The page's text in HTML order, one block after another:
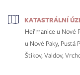
KATASTRÁLNÍ
Heřmanice u Nové
u Nové Paky, Pustá
Štikov, Valdov,